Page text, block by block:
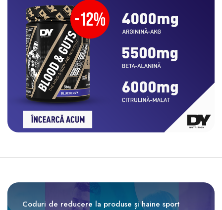
Coduri de reducere la produse și haine sport